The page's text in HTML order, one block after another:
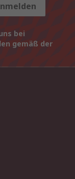
bei
gemäß der